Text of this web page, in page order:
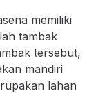
memiliki
tambak
tersebut,
mandiri
lahan